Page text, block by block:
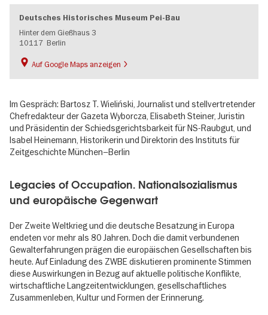
Deutsches Historisches Museum Pei-Bau
Hinter dem Gießhaus 3
10117 Berlin
Auf Google Maps anzeigen
Im Gespräch: Bartosz T. Wieliński, Journalist und stellvertretender
Chefredakteur der Gazeta Wyborcza, Elisabeth Steiner, Juristin
und Präsidentin der Schiedsgerichtsbarkeit für NS-Raubgut, und
Isabel Heinemann, Historikerin und Direktorin des Instituts für
Zeitgeschichte München−Berlin
Legacies of Occupation. Nationalsozialismus
und europäische Gegenwart
Der Zweite Weltkrieg und die deutsche Besatzung in Europa
endeten vor mehr als 80 Jahren. Doch die damit verbundenen
Gewalterfahrungen prägen die europäischen Gesellschaften bis
heute. Auf Einladung des ZWBE diskutieren prominente Stimmen
diese Auswirkungen in Bezug auf aktuelle politische Konflikte,
wirtschaftliche Langzeitentwicklungen, gesellschaftliches
Zusammenleben, Kultur und Formen der Erinnerung.